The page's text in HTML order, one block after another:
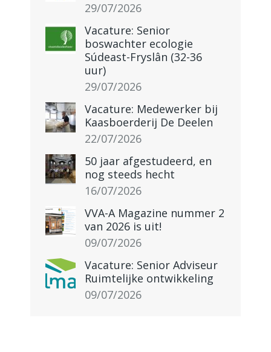
29/07/2026
Vacature: Senior
boswachter ecologie
Súdeast-Fryslân (32-36
uur)
29/07/2026
Vacature: Medewerker bij
Kaasboerderij De Deelen
22/07/2026
50 jaar afgestudeerd, en
nog steeds hecht
16/07/2026
VVA-A Magazine nummer 2
van 2026 is uit!
09/07/2026
Vacature: Senior Adviseur
Ruimtelijke ontwikkeling
09/07/2026